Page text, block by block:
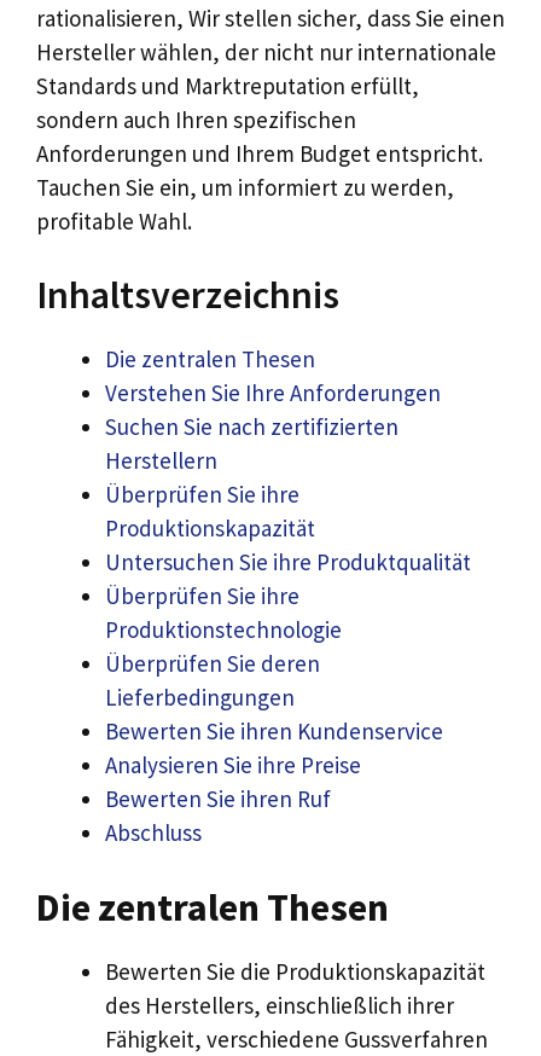
rationalisieren, Wir stellen sicher, dass Sie einen
Hersteller wählen, der nicht nur internationale
Standards und Marktreputation erfüllt,
sondern auch Ihren spezifischen
Anforderungen und Ihrem Budget entspricht.
Tauchen Sie ein, um informiert zu werden,
profitable Wahl.
Inhaltsverzeichnis
Die zentralen Thesen
Verstehen Sie Ihre Anforderungen
Suchen Sie nach zertifizierten
Herstellern
Überprüfen Sie ihre
Produktionskapazität
Untersuchen Sie ihre Produktqualität
Überprüfen Sie ihre
Produktionstechnologie
Überprüfen Sie deren
Lieferbedingungen
Bewerten Sie ihren Kundenservice
Analysieren Sie ihre Preise
Bewerten Sie ihren Ruf
Abschluss
Die zentralen Thesen
Bewerten Sie die Produktionskapazität
des Herstellers, einschließlich ihrer
Fähigkeit, verschiedene Gussverfahren